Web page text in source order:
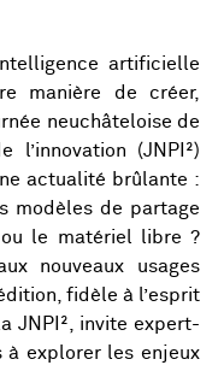
artificielle
manière de créer,
neuchâteloise de
(JNPI²)
actualité brûlante :
modèles de partage
le matériel libre ?
nouveaux usages
fidèle à l’esprit
JNPI², invite expert-
explorer les enjeux